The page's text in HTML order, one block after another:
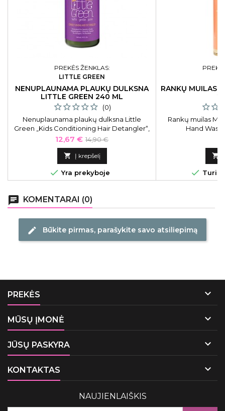
PREKĖS ŽENKLAS:
LITTLE GREEN
NENUPLAUNAMA PLAUKŲ DULKSNA
LITTLE GREEN 240 ML
(0)
Nenuplaunama plaukų dulksna Little
Green „Kids Conditioning Hair Detangler“,
240 ml. Palengvina plaukų iššukavimą,
suteikia glotnumo ir spindesio. Veikia kaip
plaukų apsauga.
Kaina
12,67 € Bazinė
kaina
14,90 €
 Į krepšelį
 Yra prekyboje
RANKŲ MUILAS
Rankų muilas
Hand Wash


chat KOMENTARAI (0)
edit Būkite pirmas, parašykite savo atsiliepimą
PREKĖS 
MŪSŲ ĮMONĖ 
JŪSŲ PASKYRA 
KONTAKTAS 
NAUJIENLAIŠKIS